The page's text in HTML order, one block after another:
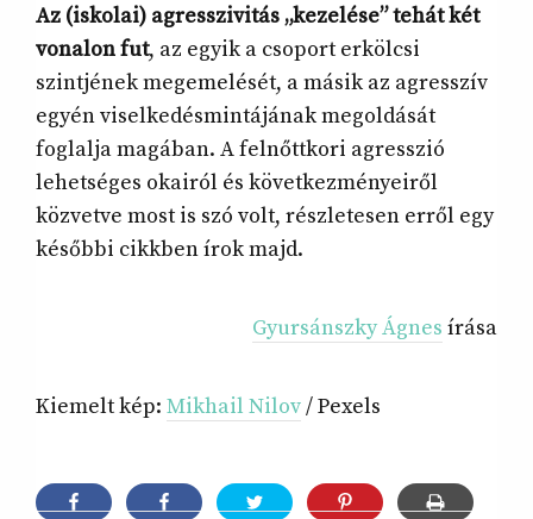
Az (iskolai) agresszivitás „kezelése” tehát két
vonalon fut, az egyik a csoport erkölcsi
szintjének megemelését, a másik az agresszív
egyén viselkedésmintájának megoldását
foglalja magában. A felnőttkori agresszió
lehetséges okairól és következményeiről
közvetve most is szó volt, részletesen erről egy
későbbi cikkben írok majd.
Gyursánszky Ágnes írása
Kiemelt kép: Mikhail Nilov/ Pexels